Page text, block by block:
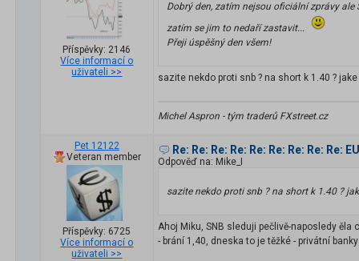
Příspěvky: 2146
Více informací o
uživateli >>
Dobrý den, zatím nejsou oficiální zprávy
zatím se jim to nedaří zastavit...
Přeji úspěšný den všem!
sazite nekdo proti snb ? na short k 1.40 ?
Michel Aspron - tým traderů FXstreet.cz
Pet 12122
Veteran member
Příspěvky: 6725
Více informací o
uživateli >>
Re: Re: Re: Re: Re: Re: Re: Re: Re:
Odpověď na: Mike_I
sazite nekdo proti snb ? na short k 1.40 ?
Ahoj Miku, SNB sleduji pečlivě-naposledy
- brání 1,40, dneska to je těžké - privátní